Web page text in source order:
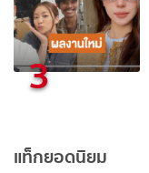
3
แท็กยอดนิยม